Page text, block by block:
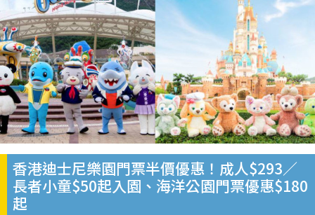
香港迪士尼樂園門票半價優惠！成人$293／
長者小童$50起入園、海洋公園門票優惠$180
起